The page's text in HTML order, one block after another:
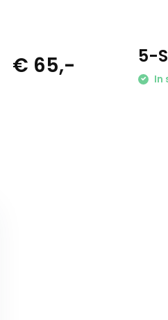
€ 65,- 5-
In